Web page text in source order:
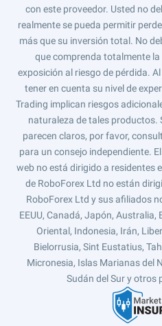
con este proveedor. Usted no
realmente se pueda permitir
más que su inversión total. No
que comprenda totalmente
exposición al riesgo de pérdida.
tener en cuenta su nivel de
Trading implican riesgos
naturaleza de tales productos.
parecen claros, por favor,
para un consejo independiente.
web no está dirigido a residentes
de RoboForex Ltd no están
RoboForex Ltd y sus afiliados
EEUU, Canadá, Japón, Australia,
Oriental, Indonesia, Irán,
Bielorrusia, Sint Eustatius,
Micronesia, Islas Marianas del
Sudán del Sur y otros